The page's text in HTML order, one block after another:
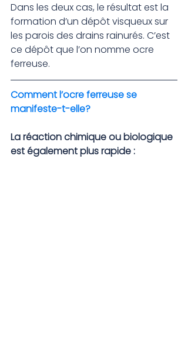
Dans les deux cas, le résultat est la
formation d’un dépôt visqueux sur
les parois des drains rainurés. C’est
ce dépôt que l’on nomme ocre
ferreuse.
Comment l’ocre ferreuse se
manifeste-t-elle?
La réaction chimique ou biologique
est également plus rapide :